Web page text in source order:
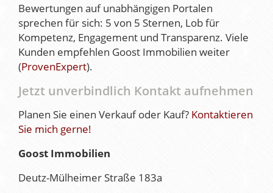
Bewertungen auf unabhängigen Portalen
sprechen für sich: 5 von 5 Sternen, Lob für
Kompetenz, Engagement und Transparenz. Viele
Kunden empfehlen Goost Immobilien weiter
(ProvenExpert).
Jetzt unverbindlich Kontakt aufnehmen
Planen Sie einen Verkauf oder Kauf? Kontaktieren
Sie mich gerne!
Goost Immobilien
Deutz-Mülheimer Straße 183a